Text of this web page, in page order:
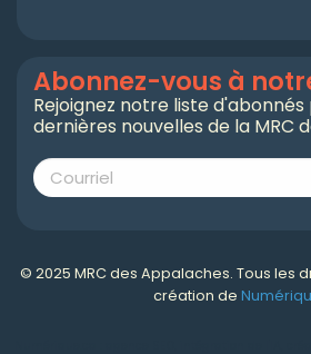
Abonnez-vous à
Rejoignez notre liste
dernières nouvelles de la MRC
© 2025 MRC des Appalaches. Tous les
création de